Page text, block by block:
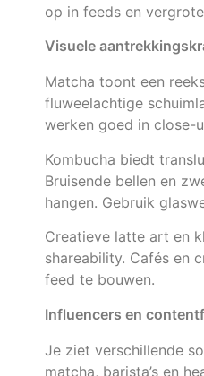
op in feeds en
Visuele
Matcha toont een
fluweelachtige
werken goed in close-
Kombucha biedt
Bruisende bellen en
hangen. Gebruik
Creatieve latte art en
shareability. Cafés en
feed te bouwen.
Influencers en
Je ziet verschillende
matcha, barista’s en